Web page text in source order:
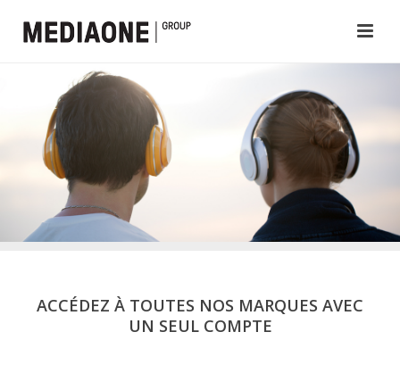
ACCÉDEZ À TOUTES NOS MARQUES AVEC
UN SEUL COMPTE